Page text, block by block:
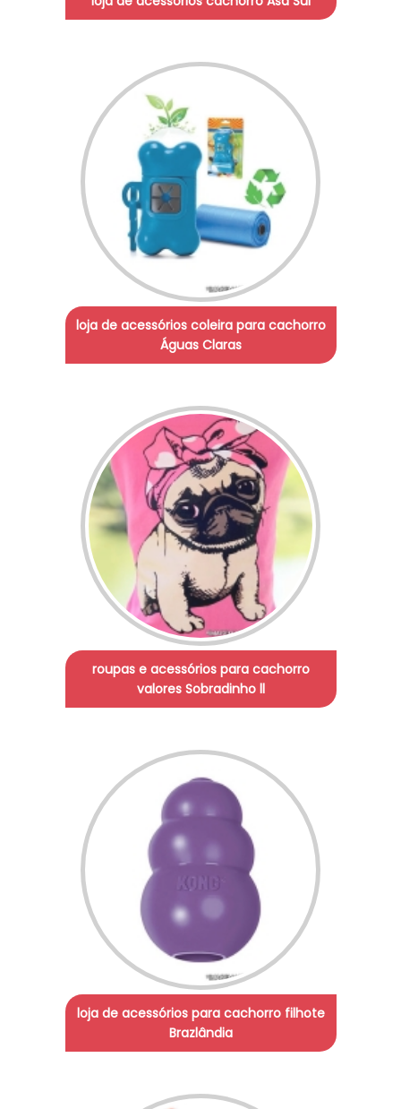
loja de acessórios coleira para cachorro
Águas Claras
roupas e acessórios para cachorro
valores Sobradinho ll
loja de acessórios para cachorro filhote
Brazlândia